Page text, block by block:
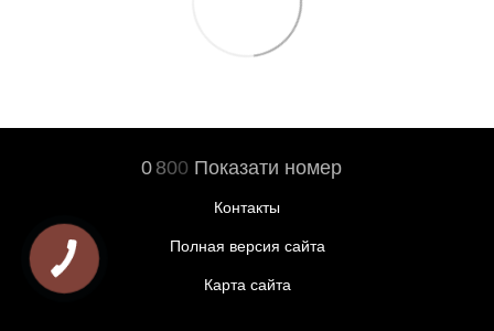
0 800 Показати номер
Контакты
Полная версия сайта
Карта сайта